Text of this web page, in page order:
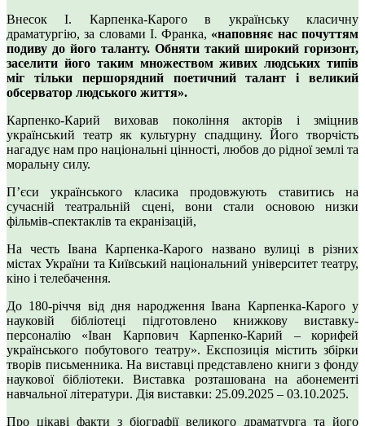
Внесок І. Карпенка-Карого в українську класичну
драматургію, за словами І. Франка, «наповняє нас почуттям
подиву до його таланту. Обняти такий широкий горизонт,
заселити його таким множеством живих людських типів
міг тільки першорядний поетичний талант і великий
обсерватор людського життя».
Карпенко-Карий виховав покоління акторів і зміцнив
український театр як культурну спадщину. Його творчість
нагадує нам про національні цінності, любов до рідної землі та
моральну силу.
П’єси українського класика продовжують ставитись на
сучасній театральній сцені, вони стали основою низки
фільмів-спектаклів та екранізацій,
На честь Івана Карпенка-Карого названо вулиці в різних
містах України та Київський національний університет театру,
кіно і телебачення.
До 180-річчя від дня народження Івана Карпенка-Карого у
науковій бібліотеці підготовлено книжкову виставку-
персоналію «Іван Карпович Карпенко-Карий – корифей
українського побутового театру». Експозиція містить збірки
творів письменника. На виставці представлено книги з фонду
наукової бібліотеки. Виставка розташована на абонементі
навчальної літератури. Дія виставки: 25.09.2025 – 03.10.2025.
Про цікаві факти з біографії великого драматурга та його